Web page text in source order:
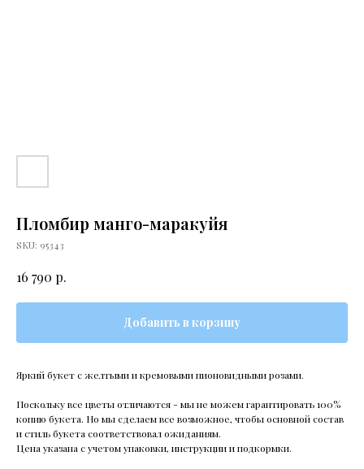
Пломбир манго-маракуйя
SKU: 95343
16 790 р.
Добавить в корзину
Яркий букет с желтыми и кремовыми пионовидными розами.
Поскольку все цветы отличаются - мы не можем гарантировать 100%
копию букета. Но мы сделаем все возможное, чтобы основной состав
и стиль букета соответствовал ожиданиям.
Цена указана с учетом упаковки, инструкции и подкормки.